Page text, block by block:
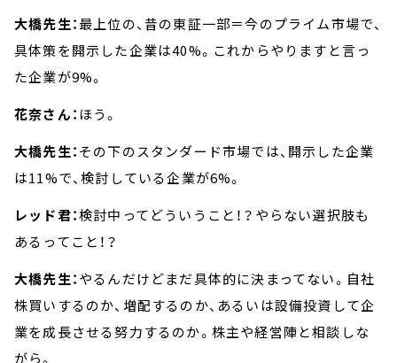
大橋先生：最上位の、昔の東証一部＝今のプライム市場で、
具体策を開示した企業は40%。これからやりますと言っ
た企業が9%。
花奈さん：ほう。
大橋先生：その下のスタンダード市場では、開示した企業
は11%で、検討している企業が6%。
レッド君：検討中ってどういうこと！？やらない選択肢も
あるってこと！？
大橋先生：やるんだけどまだ具体的に決まってない。自社
株買いするのか、増配するのか、あるいは設備投資して企
業を成長させる努力するのか。株主や経営陣と相談しな
がら。